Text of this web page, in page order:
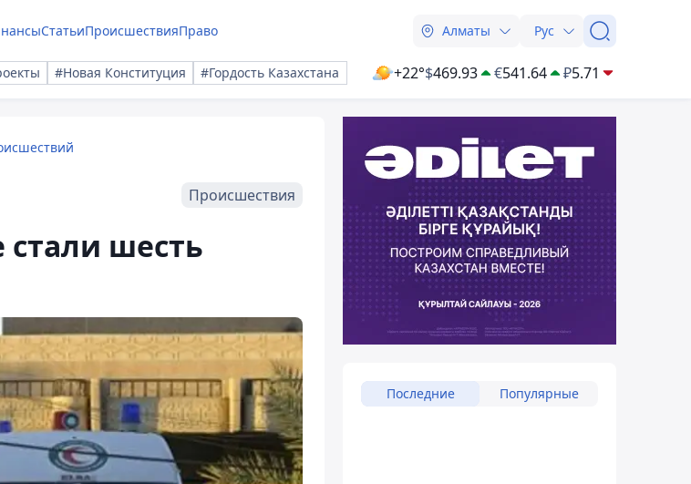
СтатьиПроисшествияПраво Алматы Рус
#Новая Конституция #Гордость Казахстана +22°$469.93 €541.64 ₽5.71
Происшествия
стали шесть
Последние Популярные